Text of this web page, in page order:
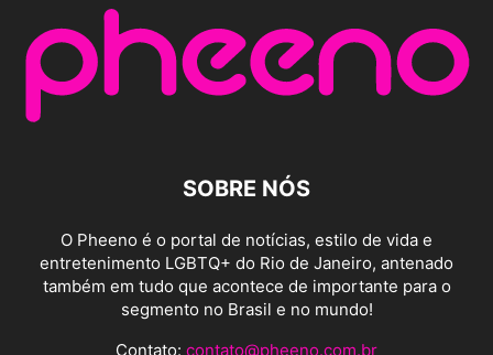
SOBRE NÓS
O Pheeno é o portal de notícias, estilo de vida e
entretenimento LGBTQ+ do Rio de Janeiro, antenado
também em tudo que acontece de importante para o
segmento no Brasil e no mundo!
Contato: contato@pheeno.com.br